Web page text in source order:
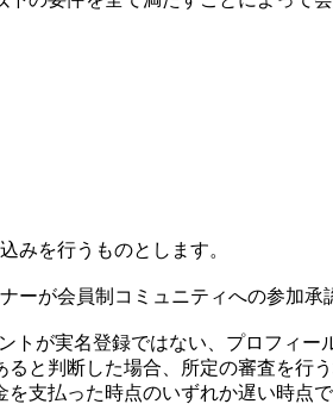
みを行うものとします。
が会員制コミュニティへの参加承
が実名登録ではない、プロフィ
と判断した場合、所定の審査を行
支払った時点のいずれか遅い時点で